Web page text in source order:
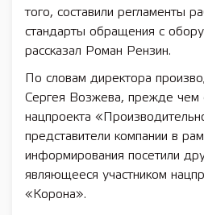
того, составили регламенты
стандарты обращения с
рассказал Роман Рензин.
По словам директора
Сергея Возжева, прежде чем
нацпроекта
представители компании в
информирования посетили
являющееся участником
«Корона».